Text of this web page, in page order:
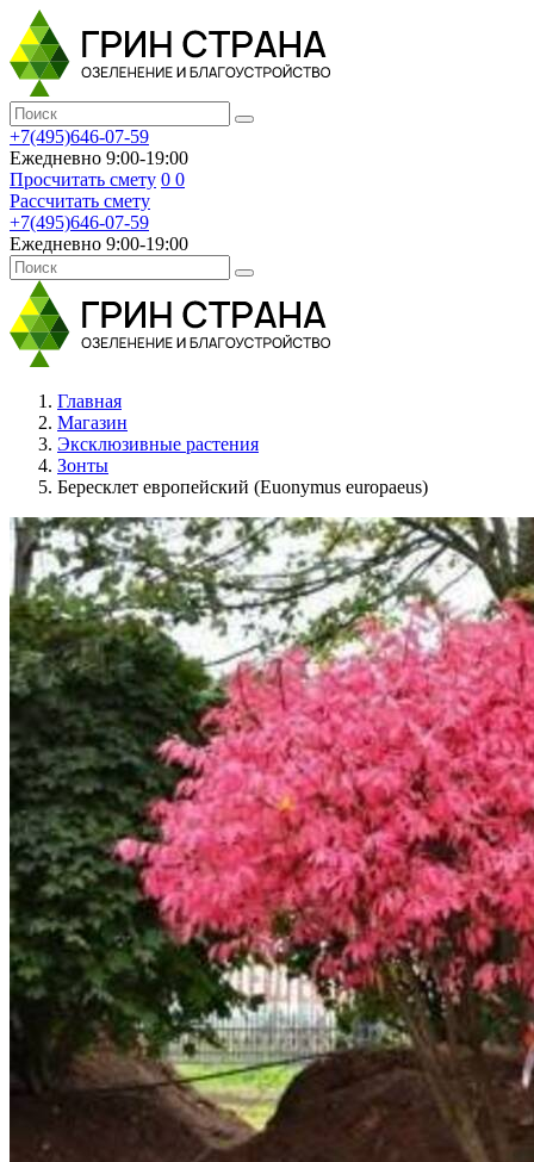
+7(495)646-07-59
Ежедневно 9:00-19:00
Просчитать смету 0 0
Рассчитать смету
+7(495)646-07-59
Ежедневно 9:00-19:00
Главная
Магазин
Эксклюзивные растения
Зонты
Бересклет европейский (Euonymus europaeus)